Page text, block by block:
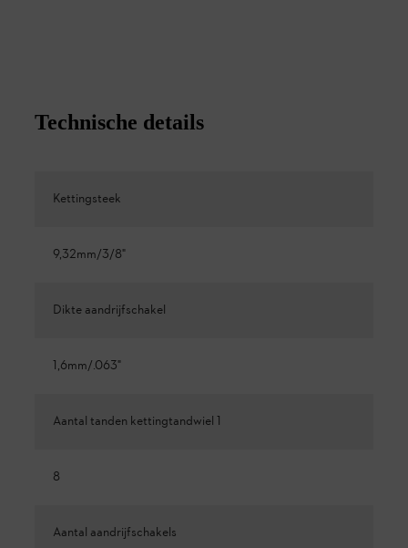
Technische details
Kettingsteek
9,32mm/3/8"
Dikte aandrijfschakel
1,6mm/.063"
Aantal tanden kettingtandwiel 1
8
Aantal aandrijfschakels